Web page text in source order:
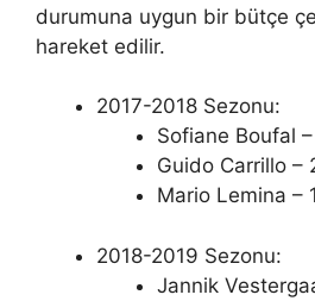
durumuna uygun bir bütçe
hareket edilir.
2017-2018 Sezonu:
Sofiane Boufal
Guido Carrillo –
Mario Lemina –
2018-2019 Sezonu:
Jannik